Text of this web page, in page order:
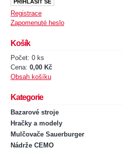
Registrace
Zapomenuté heslo
Košík
Počet: 0 ks
Cena: 0,00 Kč
Obsah košíku
Kategorie
Bazarové stroje
Hračky a modely
Mulčovače Sauerburger
Nádrže CEMO